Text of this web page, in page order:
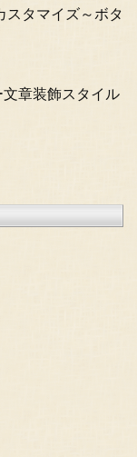
スタマイズ～ボタ
章装飾スタイル